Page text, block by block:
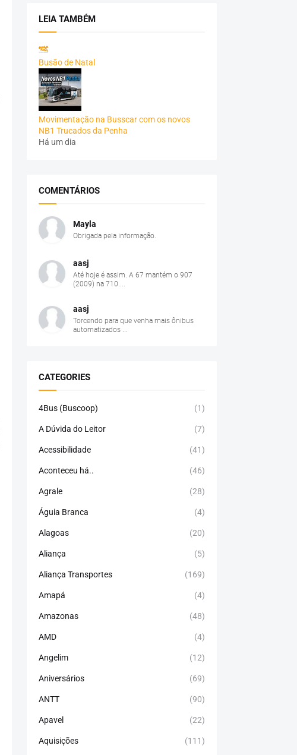
LEIA TAMBÉM
Busão de Natal
Movimentação na Busscar com os novos
NB1 Trucados da Penha
Há um dia
COMENTÁRIOS
Mayla
Obrigada pela informação.
aasj
Até hoje é assim. A 67 mantém o 907
(2009) na 710....
aasj
Torcendo para que venha mais ônibus
automatizados ...
CATEGORIES
4Bus (Buscoop) (1)
A Dúvida do Leitor (7)
Acessibilidade (41)
Aconteceu há.. (46)
Agrale (28)
Águia Branca (4)
Alagoas (20)
Aliança (5)
Aliança Transportes (169)
Amapá (4)
Amazonas (48)
AMD (4)
Angelim (12)
Aniversários (69)
ANTT (90)
Apavel (22)
Aquisições (111)